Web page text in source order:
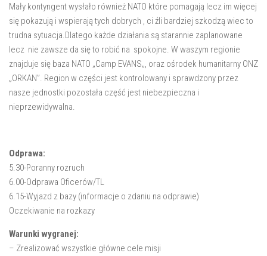
Mały kontyngent wysłało również NATO które pomagają lecz im więcej
się pokazują i wspierają tych dobrych , ci źli bardziej szkodzą wiec to
trudna sytuacja.Dlatego każde działania są starannie zaplanowane
lecz nie zawsze da się to robić na spokojne. W waszym regionie
znajduje się baza NATO „Camp EVANS„, oraz ośrodek humanitarny ONZ
„ORKAN”. Region w części jest kontrolowany i sprawdzony przez
nasze jednostki pozostała część jest niebezpieczna i
nieprzewidywalna.
Odprawa:
5.30-Poranny rozruch
6.00-Odprawa Oficerów/TL
6.15-Wyjazd z bazy (informacje o zdaniu na odprawie)
Oczekiwanie na rozkazy
Warunki wygranej:
– Zrealizować wszystkie główne cele misji